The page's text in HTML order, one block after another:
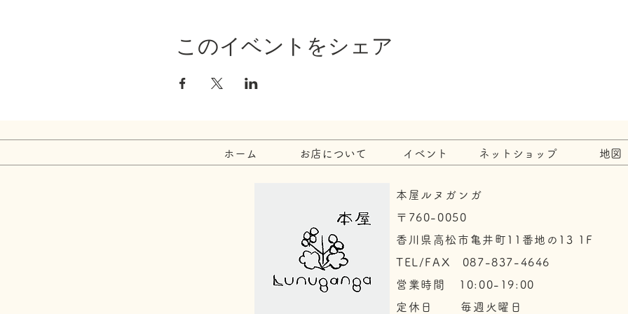
このイベントをシェア
ホーム お店について イベント ネットショップ 地図
本屋ルヌガンガ
〒760-0050​
香川県高松市亀井町11番地の13 1F
TEL/FAX 087-837-4646
​営業時間 10:00-19:00
​定休日 毎週火曜日